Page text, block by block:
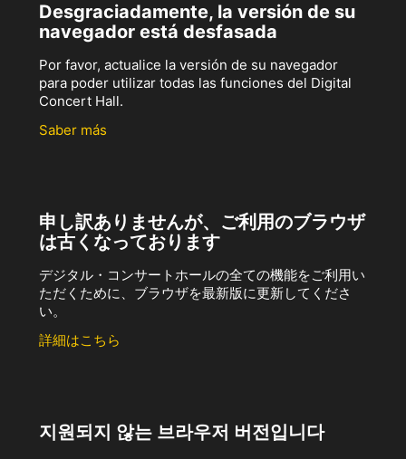
Desgraciadamente, la versión de su
navegador está desfasada
Por favor, actualice la versión de su navegador
para poder utilizar todas las funciones del Digital
Concert Hall.
Saber más
申し訳ありませんが、ご利用のブラウザ
は古くなっております
デジタル・コンサートホールの全ての機能をご利用い
ただくために、ブラウザを最新版に更新してくださ
い。
詳細はこちら
지원되지 않는 브라우저 버전입니다